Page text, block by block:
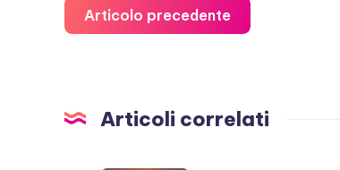
Articolo precedente
Articoli correlati